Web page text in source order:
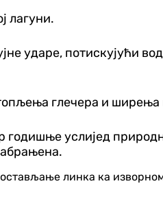
лагуни.
ударе, потискујући
глечера и
годишње услијед
линка ка